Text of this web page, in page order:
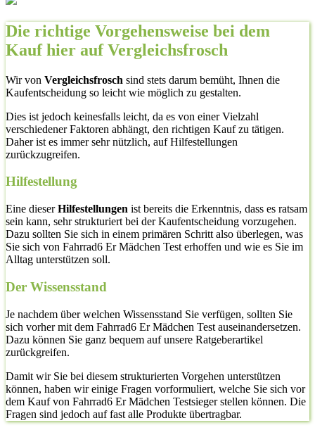
Die richtige Vorgehensweise bei dem
Kauf hier auf Vergleichsfrosch
Wir von Vergleichsfrosch sind stets darum bemüht, Ihnen die
Kaufentscheidung so leicht wie möglich zu gestalten.
Dies ist jedoch keinesfalls leicht, da es von einer Vielzahl
verschiedener Faktoren abhängt, den richtigen Kauf zu tätigen.
Daher ist es immer sehr nützlich, auf Hilfestellungen
zurückzugreifen.
Hilfestellung
Eine dieserHilfestellungen ist bereits die Erkenntnis, dass es ratsam
sein kann, sehr strukturiert bei der Kaufentscheidung vorzugehen.
Dazu sollten Sie sich in einem primären Schritt also überlegen, was
Sie sich von Fahrrad6 Er Mädchen Test erhoffen und wie es Sie im
Alltag unterstützen soll.
Der Wissensstand
Je nachdem über welchen Wissensstand Sie verfügen, sollten Sie
sich vorher mit dem Fahrrad6 Er Mädchen Test auseinandersetzen.
Dazu können Sie ganz bequem auf unsere Ratgeberartikel
zurückgreifen.
Damit wir Sie bei diesem strukturierten Vorgehen unterstützen
können, haben wir einige Fragen vorformuliert, welche Sie sich vor
dem Kauf von Fahrrad6 Er Mädchen Testsieger stellen können. Die
Fragen sind jedoch auf fast alle Produkte übertragbar.